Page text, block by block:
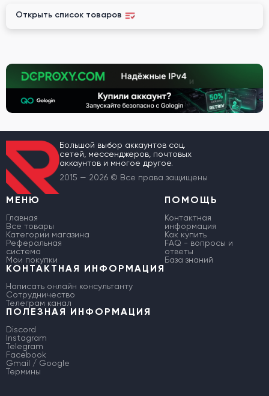
Открыть список товаров
Большой выбор аккаунтов соц.
сетей, мессенджеров, почтовых
аккаунтов и многое другое.
2015 — 2026 © Все права защищены
МЕНЮ
Главная
Все товары
Категории магазина
Реферальная
система
Мои покупки
ПОМОЩЬ
Контактная
информация
Как купить
FAQ - вопросы и
ответы
База знаний
КОНТАКТНАЯ ИНФОРМАЦИЯ
Написать онлайн консультанту
Сотрудничество
Телеграм канал
ПОЛЕЗНАЯ ИНФОРМАЦИЯ
Discord
Instagram
Telegram
Facebook
Gmail / Google
Термины